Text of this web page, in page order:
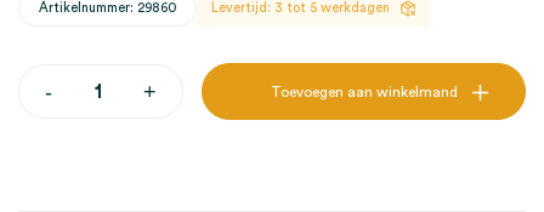
Artikelnummer: 29860 Levertijd: 3 tot 5 werkdagen
- + Toevoegen aan winkelmand